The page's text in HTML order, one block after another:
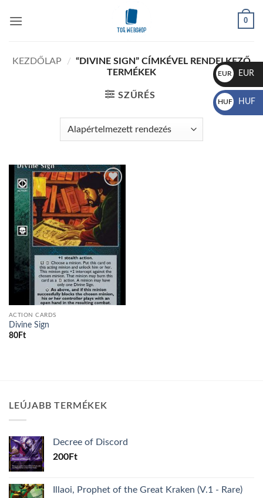
0
KEZDŐLAP / “DIVINE SIGN” CÍMKÉVEL RENDELKEZŐ
TERMÉKEK
SZŰRÉS
Add to
wishlist
ACTION CARDS
Divine Sign
80Ft
LEÚJABB TERMÉKEK
Decree of Discord
200Ft
Illaoi, Prophet of the Great Kraken (V.1 - Rare)
EUR
€
EUR
HUF
Ft
HUF